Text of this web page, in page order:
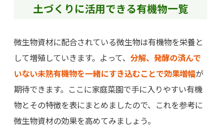
土づくりに活用できる有機物一覧
微生物資材に配合されている微生物は有機物を栄養と
して増殖していきます。よって、 分解、発酵の済んで
いない未熟有機物を一緒にすき込むことで効果増幅が
期待できます。ここに家庭菜園で手に入りやすい有機
物とその特徴を表にまとめましたので、これを参考に
微生物資材の効果を高めてみましょう。